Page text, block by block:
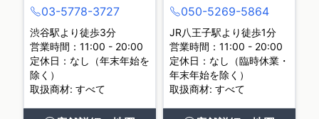
03-5778-3727
渋谷駅より徒歩3分
営業時間：11:00 - 20:00
定休日：なし（年末年始を
除く）
取扱商材: すべて
050-5269-5864
JR八王子駅より徒歩1分
営業時間：11:00 - 20:00
定休日：なし（臨時休業・
年末年始を除く）
取扱商材: すべて